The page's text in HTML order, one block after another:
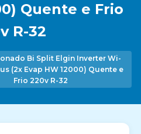
Quente e Frio
R-32
Bi Split Elgin Inverter Wi-
(2x Evap HW 12000) Quente e
Frio 220v R-32